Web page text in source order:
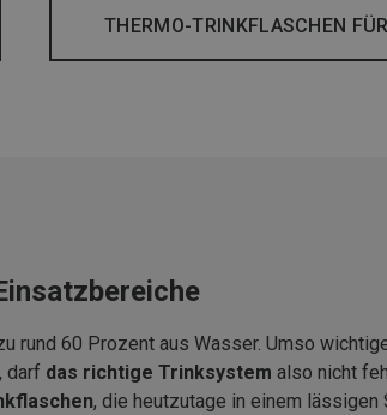
THERMO-TRINKFLASCHEN
rund 60 Prozent aus Wasser. Umso
darf das richtige Trinksystem also nicht
, die heutzutage in einem lässigen